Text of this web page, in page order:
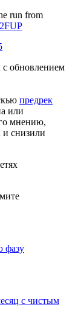
run from
с обновлением
предрек
или
мнению,
снизили
фазу
с чистым